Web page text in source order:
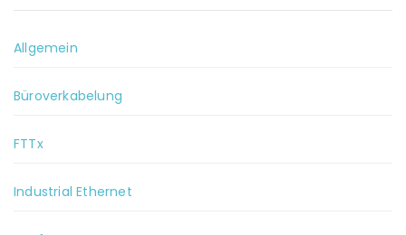
Allgemein
Büroverkabelung
FTTx
Industrial Ethernet